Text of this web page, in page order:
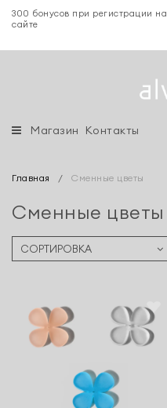
300 бонусов при регистрации на
сайте
Магазин Контакты
Главная / Сменные цветы
Сменные цветы